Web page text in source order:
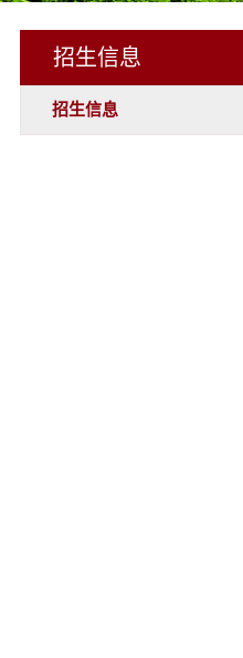
招生信息
招生信息